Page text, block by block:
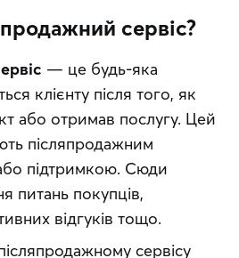
сервіс?
— це будь-яка
клієнту після того, як
або отримав послугу. Цей
післяпродажним
підтримкою. Сюди
питань покупців,
відгуків тощо.
сервісу